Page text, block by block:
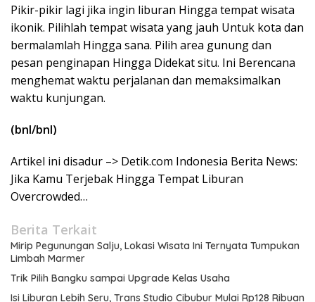
Pikir-pikir lagi jika ingin liburan Hingga tempat wisata
ikonik. Pilihlah tempat wisata yang jauh Untuk kota dan
bermalamlah Hingga sana. Pilih area gunung dan
pesan penginapan Hingga Didekat situ. Ini Berencana
menghemat waktu perjalanan dan memaksimalkan
waktu kunjungan.
(bnl/bnl)
Artikel ini disadur –> Detik.com Indonesia Berita News:
Jika Kamu Terjebak Hingga Tempat Liburan
Overcrowded…
Berita Terkait
Mirip Pegunungan Salju, Lokasi Wisata Ini Ternyata Tumpukan
Limbah Marmer
Trik Pilih Bangku sampai Upgrade Kelas Usaha
Isi Liburan Lebih Seru, Trans Studio Cibubur Mulai Rp128 Ribuan